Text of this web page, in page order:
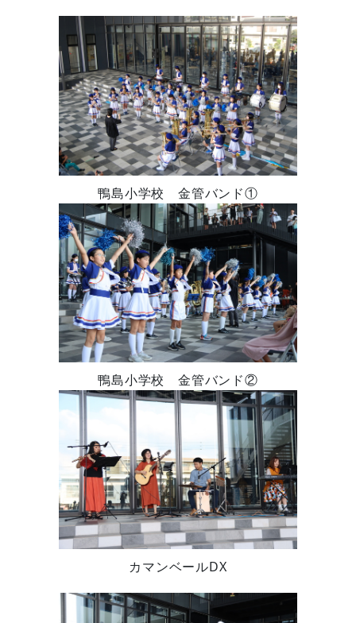
鴨島小学校 金管バンド①
鴨島小学校 金管バンド②
カマンベールDX